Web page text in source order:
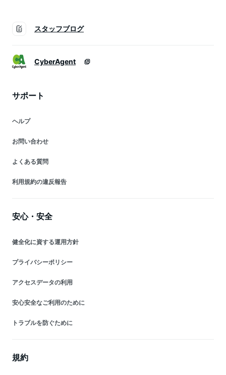
スタッフブログ
CyberAgent
サポート
ヘルプ
お問い合わせ
よくある質問
利用規約の違反報告
安心・安全
健全化に資する運用方針
プライバシーポリシー
アクセスデータの利用
安心安全なご利用のために
トラブルを防ぐために
規約